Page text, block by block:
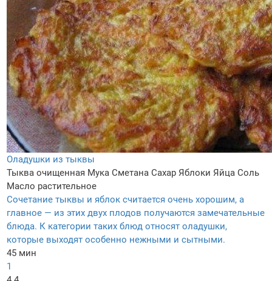
Оладушки из тыквы
Тыква очищенная Мука Сметана Сахар Яблоки Яйца Соль
Масло растительное
Сочетание тыквы и яблок считается очень хорошим, а
главное — из этих двух плодов получаются замечательные
блюда. К категории таких блюд относят оладушки,
которые выходят особенно нежными и сытными.
45 мин
1